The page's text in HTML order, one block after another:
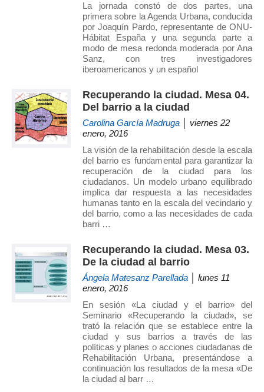
de
Madrid
(UPM)
La jornada constó de dos partes, una
primera sobre la Agenda Urbana, conducida
por Joaquín Pardo, representante de ONU-
Hábitat España y una segunda parte a
modo de mesa redonda moderada por Ana
Sanz, con tres investigadores
iberoamericanos y un español
Recuperando la ciudad. Mesa 04.
Del barrio a la ciudad
Carolina García Madruga │ viernes 22
enero, 2016
La visión de la rehabilitación desde la escala
del barrio es fundamental para garantizar la
recuperación de la ciudad para los
ciudadanos. Un modelo urbano equilibrado
implica dar respuesta a las necesidades
humanas tanto en la escala del vecindario y
del barrio, como a las necesidades de cada
barri …
Recuperando la ciudad. Mesa 03.
De la ciudad al barrio
Ángela Matesanz Parellada │ lunes 11
enero, 2016
En sesión «La ciudad y el barrio» del
Seminario «Recuperando la ciudad», se
trató la relación que se establece entre la
ciudad y sus barrios a través de las
políticas y planes o acciones ciudadanas de
Rehabilitación Urbana, presentándose a
continuación los resultados de la mesa «De
la ciudad al barr …